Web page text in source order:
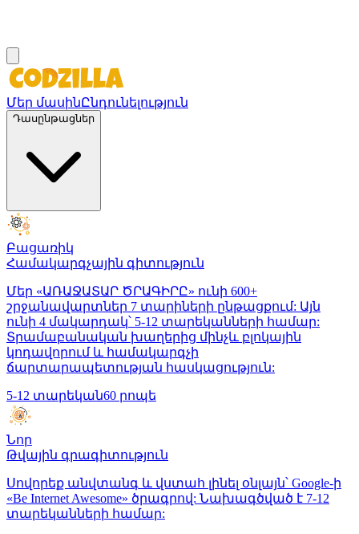
Մեր մասինԸնդունելություն
Դասընթացներ
Բացառիկ
Համակարգչային գիտություն
Մեր «ԱՌԱՋԱՏԱՐ ԾՐԱԳԻՐԸ» ունի 600+
շրջանավարտներ 7 տարիների ընթացքում: Այն
ունի 4 մակարդակ՝ 5-12 տարեկանների համար:
Տրամաբանական խաղերից մինչև բլոկային
կոդավորում և համակարգչի
ճարտարապետության հասկացություն:
5-12 տարեկան60 րոպե
Նոր
Թվային գրագիտություն
Սովորեք անվտանգ և վստահ լինել օնլայն՝ Google-ի
«Be Internet Awesome» ծրագրով: Նախագծված է 7-12
տարեկանների համար: